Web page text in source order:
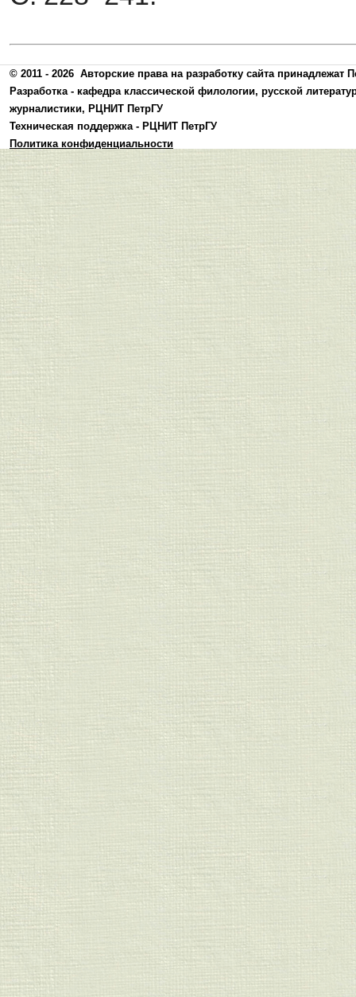
© 2011 - 2026 Авторские права на разработку сайта принадлежат
Разработка - кафедра классической филологии, русской
журналистики, РЦНИТ ПетрГУ
Техническая поддержка - РЦНИТ ПетрГУ
Политика конфиденциальности